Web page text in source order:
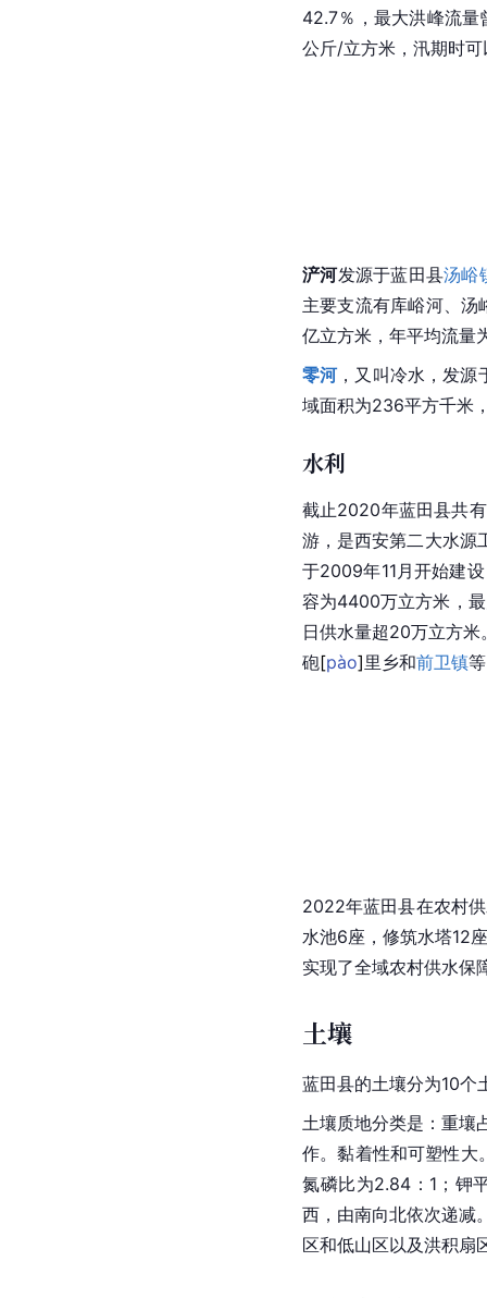
42.7％，最大洪峰流
公斤/立方米，汛期时
浐河发源于蓝田县汤峪
主要支流有库峪河、汤
亿立方米，年平均流量
零河，又叫冷水，发源
域面积为236平方千米
水利
截止2020年蓝田县共
游，是西安第二大水源
于2009年11月开始建
容为4400万立方米，
日供水量超20万立方
砲[pào]里乡和前卫镇
2022年蓝田县在农村
水池6座，修筑水塔12
实现了全域农村供水保
土壤
蓝田县的土壤分为10个
土壤质地分类是：重壤
作。黏着性和可塑性大
氮磷比为2.84：1；钾
西，由南向北依次递减
区和低山区以及洪积扇